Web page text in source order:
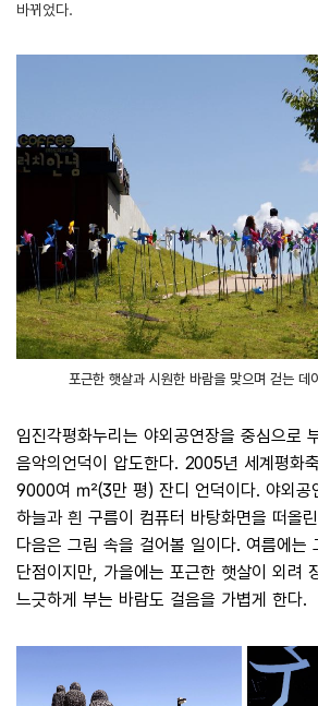
바뀌었다.
포근한 햇살과 시원한 바람을 맞으며 걷는 데
임진각평화누리는 야외공연장을 중심으로
음악의언덕이 압도한다. 2005년 세계평화
9000여 ㎡(3만 평) 잔디 언덕이다. 야외공
하늘과 흰 구름이 컴퓨터 바탕화면을 떠올
다음은 그림 속을 걸어볼 일이다. 여름에는
단점이지만, 가을에는 포근한 햇살이 외려
느긋하게 부는 바람도 걸음을 가볍게 한다.